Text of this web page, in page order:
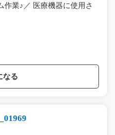
作業♪／ 医療機器に使用さ
なる